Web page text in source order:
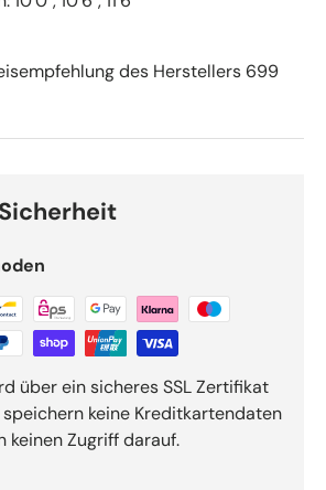
des Herstellers 699
über ein sicheres SSL Zertifikat
keine Kreditkartendaten
keinen Zugriff darauf.